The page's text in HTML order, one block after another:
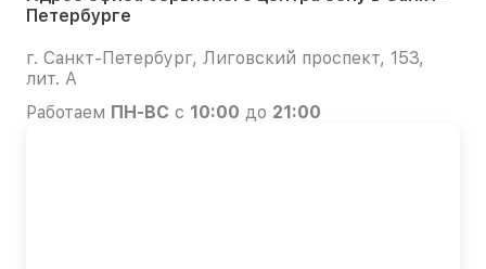
Петербурге
г. Санкт-Петербург, Лиговский проспект, 153,
лит. А
Работаем ПН-ВС с 10:00 до 21:00